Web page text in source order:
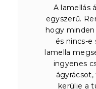
A lamellás
egyszerű.
hogy minden
és nincs-e
lamella
ingyenes
kerülje a